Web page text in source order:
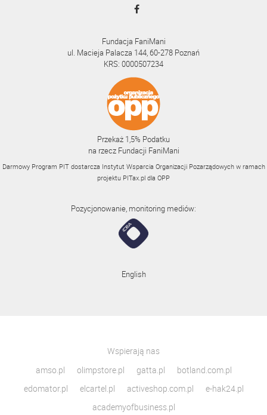
Fundacja FaniMani
ul. Macieja Palacza 144, 60-278 Poznań
KRS: 0000507234
Przekaż 1,5% Podatku
na rzecz Fundacji FaniMani
Darmowy Program PIT dostarcza Instytut Wsparcia Organizacji Pozarządowych w ramach
projektu PITax.pl dla OPP
Pozycjonowanie, monitoring mediów:
English
Wspierają nas
amso.pl
olimpstore.pl gatta.pl
botland.com.pl
edomator.pl
elcartel.pl activeshop.com.pl
e-hak24.pl
academyofbusiness.pl